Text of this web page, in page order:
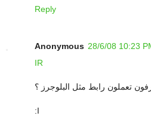
Reply
Anonymous 28/6/08 10:23
IR
تعملون رابط مثل البلوجرز ؟
:I